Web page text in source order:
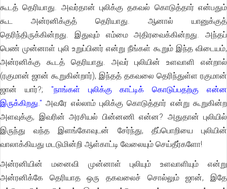
கூடத் தெரியாது. அவர்தான் புலிக்கு தகவல் கொடுத்தார் என்பதும்
கூட அன்ரனிக்குத் தெரியாது. ஆனால் யானுக்குத்
தெரிந்திருக்கின்றது. இதுவும் எம்மை அதிரவைக்கின்றது. அந்தப்
பெண் முன்னாள் புலி உறுப்பினர் என்று நீங்கள் கூறும் இந்த விடையம்,
அன்ரனிக்கு கூடத் தெரியாது. அவர் புலியின் உளவாளி என்றால்
(ரகுமான் ஜான் கூறுகின்றார்), இந்தத் தகவலை தெரிந்துள்ள ரகுமான்
ஜான் யார்?; "நாங்கள் புலிக்கு காட்டிக் கொடுப்பதற்கு என்ன
இருக்கிறது."அவரே எல்லாம் புலிக்கு கொடுத்தார் என்று கூறுகின்ற
அளவுக்கு, இவரின் அரசியல் பின்னணி என்ன? அதுதான் புலியில்
இருந்து வந்த இளங்கோவுடன் சேர்ந்து, தீப்பொறியை புலியின்
வாலாக்கியது மடடுமின்றி ஆள்காட்டி வேலையும் செய்தீர்களோ!
அன்ரனியின் மனைவி முன்னாள் புலியும் உளவாளியும் என்று
அன்ரனிக்கே தெரியாத ஒரு தகவலைச் சொல்லும் ஜான், இதே